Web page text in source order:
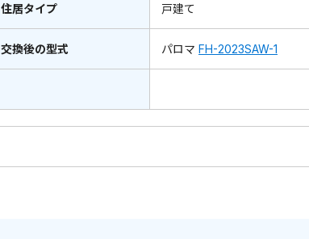
住居タイプ 戸建て
交換後の型式 パロマ FH-2023SAW-1